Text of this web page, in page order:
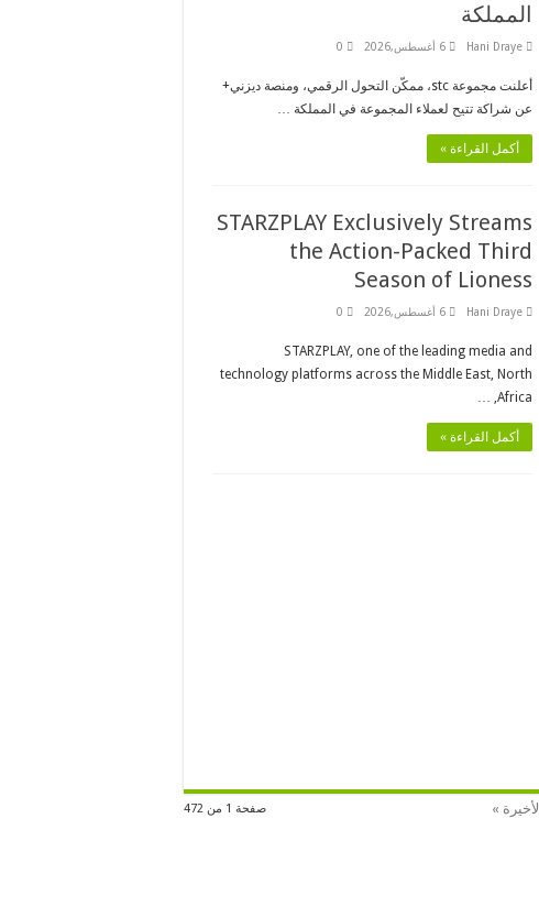
المملكة
Hani Draye 6 أغسطس,2026 0
أعلنت مجموعة stc، ممكّن التحول الرقمي، ومنصة ديزني+
عن شراكة تتيح لعملاء المجموعة في المملكة …
أكمل القراءة »
STARZPLAY Exclusively Streams
the Action-Packed Third
Season of Lioness
Hani Draye 6 أغسطس,2026 0
STARZPLAY, one of the leading media and
technology platforms across the Middle East, North
Africa, …
أكمل القراءة »
صفحة 1 من 472 الأخيرة »